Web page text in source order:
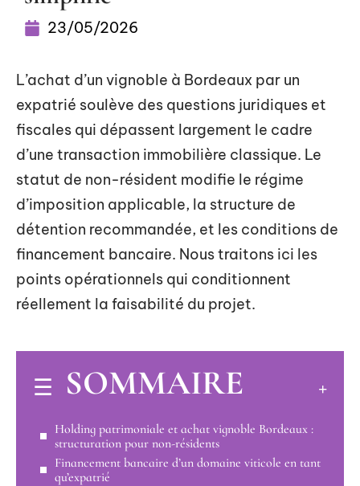
23/05/2026
L’achat d’un vignoble à Bordeaux par un
expatrié soulève des questions juridiques et
fiscales qui dépassent largement le cadre
d’une transaction immobilière classique. Le
statut de non-résident modifie le régime
d’imposition applicable, la structure de
détention recommandée, et les conditions de
financement bancaire. Nous traitons ici les
points opérationnels qui conditionnent
réellement la faisabilité du projet.
SOMMAIRE
Holding patrimoniale et achat vignoble Bordeaux :
structuration pour non-résidents
Financement bancaire d’un domaine viticole en tant
qu’expatrié